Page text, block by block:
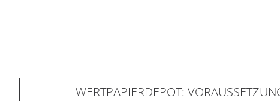
WERTPAPIERDEPOT: